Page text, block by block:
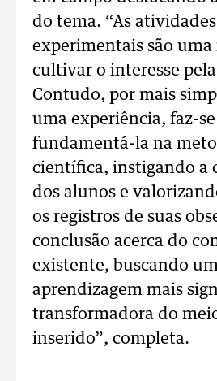
do tema. “As atividades
experimentais são uma
cultivar o interesse
Contudo, por mais
uma experiência, faz-
fundamentá-la na
científica, instigando a
dos alunos e
os registros de suas
conclusão acerca do
existente, buscando
aprendizagem mais
transformadora do
inserido”, completa.